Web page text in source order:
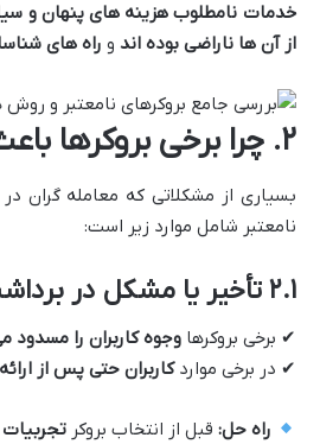
خدمات نامطلوب هزینه های پنهان و
از آن ها ناراضی بوده اند و راه های
۲.چرا برخی بروکرها
بسیاری از مشکلاتی که معامله گران
نامعتبر شامل موارد زیر است:
۲.۱ تأخیر یا مشکل در
✔ برخی بروکرهاوجوه کاربران را مسدود
✔ در برخی مواردکاربران حتی پس از
راه حل: قبل از انتخاب بروکرتجربیات